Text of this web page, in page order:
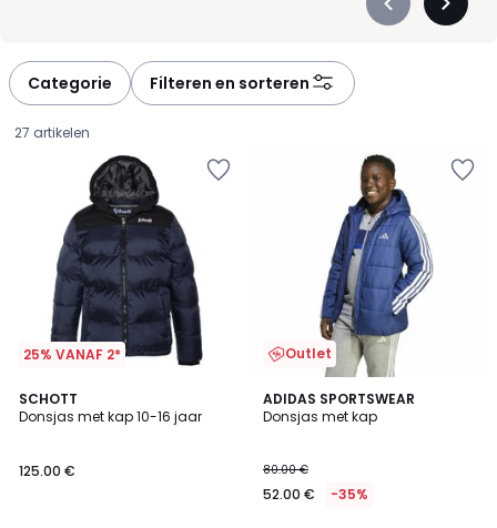
Précédent
Categorie Filteren en sorteren
27 artikelen
25% VANAF 2*
SCHOTT
Donsjas met kap 10-16 jaar
€.
125.00 €
4.4
/ 5
2
Kleuren
Outlet
ADIDAS SPORTSWEAR
Donsjas met kap
80.00 €
52.00 € -35%
4.6
/ 5